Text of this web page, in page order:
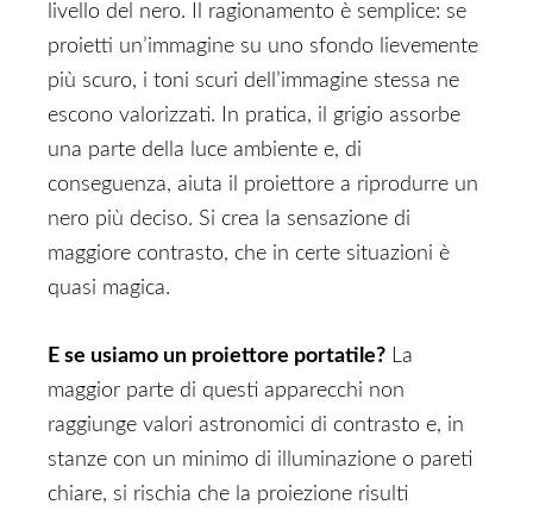
livello del nero. Il ragionamento è semplice: se
proietti un’immagine su uno sfondo lievemente
più scuro, i toni scuri dell’immagine stessa ne
escono valorizzati. In pratica, il grigio assorbe
una parte della luce ambiente e, di
conseguenza, aiuta il proiettore a riprodurre un
nero più deciso. Si crea la sensazione di
maggiore contrasto, che in certe situazioni è
quasi magica.
E se usiamo un proiettore portatile? La
maggior parte di questi apparecchi non
raggiunge valori astronomici di contrasto e, in
stanze con un minimo di illuminazione o pareti
chiare, si rischia che la proiezione risulti